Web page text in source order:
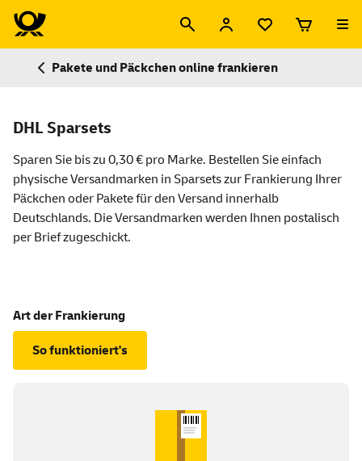
Pakete und Päckchen online frankieren
DHL Sparsets
Sparen Sie bis zu 0,30 € pro Marke. Bestellen Sie einfach
physische Versandmarken in Sparsets zur Frankierung Ihrer
Päckchen oder Pakete für den Versand innerhalb
Deutschlands. Die Versandmarken werden Ihnen postalisch
per Brief zugeschickt.
Art der Frankierung
So funktioniert's